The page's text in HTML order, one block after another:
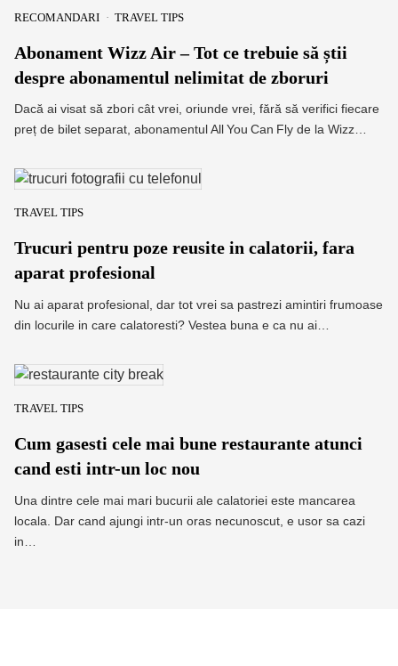
RECOMANDARI TRAVEL TIPS
Abonament Wizz Air – Tot ce trebuie să știi
despre abonamentul nelimitat de zboruri
Dacă ai visat să zbori cât vrei, oriunde vrei, fără să verifici fiecare
preț de bilet separat, abonamentul All You Can Fly de la Wizz…
TRAVEL TIPS
Trucuri pentru poze reusite in calatorii, fara
aparat profesional
Nu ai aparat profesional, dar tot vrei sa pastrezi amintiri frumoase
din locurile in care calatoresti? Vestea buna e ca nu ai…
TRAVEL TIPS
Cum gasesti cele mai bune restaurante atunci
cand esti intr-un loc nou
Una dintre cele mai mari bucurii ale calatoriei este mancarea
locala. Dar cand ajungi intr-un oras necunoscut, e usor sa cazi
in…